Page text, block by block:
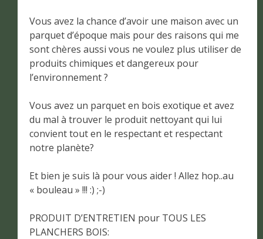
Vous avez la chance d’avoir une maison avec un
parquet d’époque mais pour des raisons qui me
sont chères aussi vous ne voulez plus utiliser de
produits chimiques et dangereux pour
l’environnement ?
Vous avez un parquet en bois exotique et avez
du mal à trouver le produit nettoyant qui lui
convient tout en le respectant et respectant
notre planète?
Et bien je suis là pour vous aider ! Allez hop..au
« bouleau » !!! :) ;-)
PRODUIT D’ENTRETIEN pour TOUS LES
PLANCHERS BOIS: